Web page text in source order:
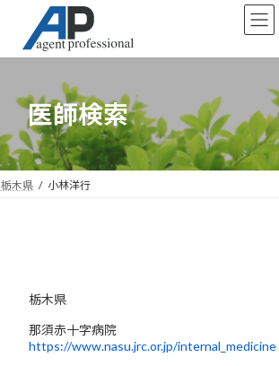
医師検索
栃木県 小林洋行
栃木県
那須赤十字病院
https://www.nasu.jrc.or.jp/internal_medicine